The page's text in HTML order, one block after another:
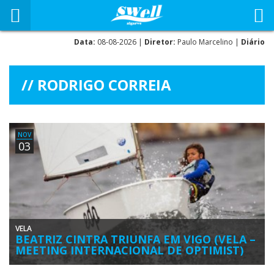
Data: 08-08-2026 | Diretor: Paulo Marcelino | Diário
RODRIGO CORREIA
NOV
03
VELA
BEATRIZ CINTRA TRIUNFA EM VIGO (VELA –
MEETING INTERNACIONAL DE OPTIMIST)
Beatriz Cintra venceu a prova internacional na frota dos mais jovens,